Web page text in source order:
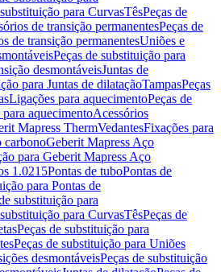
para CurvasTêsPeças de
de transição permanentesPeças de
de transição permanentesUniões e
Peças de substituição para
desmontáveisJuntas de
para Juntas de dilataçãoTampasPeças
Ligações para aquecimentoPeças de
aquecimentoAcessórios
Mapress ThermVedantesFixações para
carbonoGeberit Mapress Aço
para Geberit Mapress Aço
1.0215Pontas de tuboPontas de
para Pontas de
substituição para
para CurvasTêsPeças de
Peças de substituição para
Peças de substituição para Uniões
desmontáveisPeças de substituição